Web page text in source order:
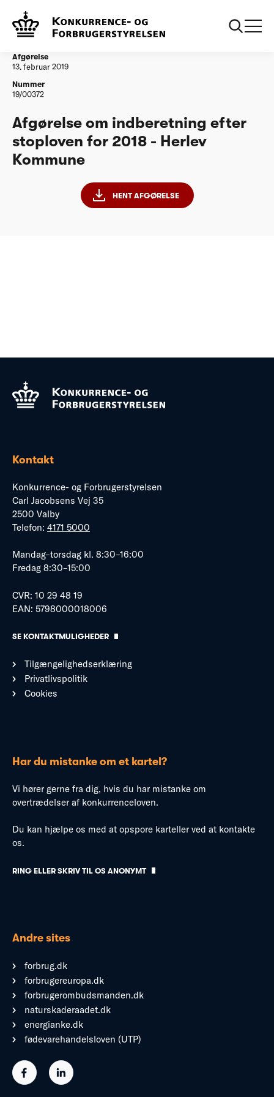
Vandtilsyn
2018 - Herlev Kommune
Afgørelse
13. februar 2019
Nummer
19/00372
Afgørelse om indberetning efter
stoploven for 2018 - Herlev
Kommune
HENT AFGØRELSE
Kontakt
Konkurrence- og Forbrugerstyrelsen
Carl Jacobsens Vej 35
2500 Valby
Telefon: 4171 5000
Mandag–torsdag kl. 8:30–16:00
Fredag 8:30–15:00
CVR: 10 29 48 19
EAN: 5798000018006
SE KONTAKTMULIGHEDER
Tilgængelighedserklæring
Privatlivspolitik
Cookies
Har du mistanke om et kartel?
Vi hører gerne fra dig, hvis du har mistanke om
overtrædelser af konkurrenceloven.
Du kan hjælpe os med at opspore karteller ved at kontakte
os.
RING ELLER SKRIV TIL OS ANONYMT
Andre sites
forbrug.dk
forbrugereuropa.dk
forbrugerombudsmanden.dk
naturskaderaadet.dk
energianke.dk
fødevarehandelsloven (UTP)